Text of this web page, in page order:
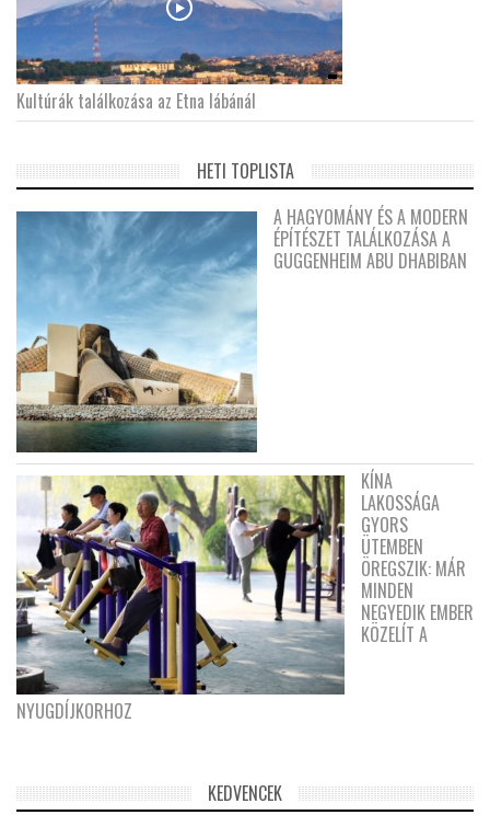
Kultúrák találkozása az Etna lábánál
HETI TOPLISTA
A HAGYOMÁNY ÉS A MODERN
ÉPÍTÉSZET TALÁLKOZÁSA A
GUGGENHEIM ABU DHABIBAN
KÍNA
LAKOSSÁGA
GYORS
ÜTEMBEN
ÖREGSZIK: MÁR
MINDEN
NEGYEDIK EMBER
KÖZELÍT A
NYUGDÍJKORHOZ
KEDVENCEK